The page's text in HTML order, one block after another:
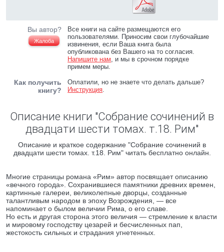
Вы автор?
Жалоба
Все книги на сайте размещаются его
пользователями. Приносим свои глубочайшие
извинения, если Ваша книга была
опубликована без Вашего на то согласия.
Напишите нам, и мы в срочном порядке
примем меры.
Как получить
книгу?
Оплатили, но не знаете что делать дальше?
Инструкция.
Описание книги "Собрание сочинений в
двадцати шести томах. т.18. Рим"
Описание и краткое содержание "Собрание сочинений в
двадцати шести томах. т.18. Рим" читать бесплатно онлайн.
Многие страницы романа «Рим» автор посвящает описанию
«вечного города». Сохранившиеся памятники древних времен,
картинные галереи, великолепные дворцы, созданные
талантливым народом в эпоху Возрождения, — все
напоминает о былом величии Рима, о его славе.
Но есть и другая сторона этого величия — стремление к власти
и мировому господству цезарей и бесчисленных пап,
жестокость сильных и страдания угнетенных.